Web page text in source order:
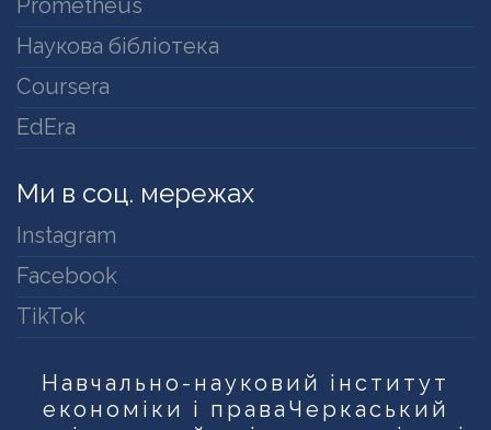
Prometheus
Наукова бібліотека
Coursera
EdEra
Ми в соц. мережах
Instagram
Facebook
TikTok
Навчально-науковий інститут
економіки і права Черкаський